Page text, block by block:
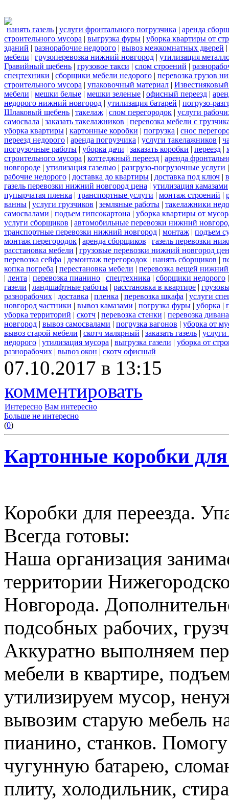
нанять газель | услуги фронтального погрузчика | аренда
строительного мусора | выгрузка фуры | уборка квартиры от
зданий | разнорабочие недорого | вывоз межкомнатных дверей |
мебели | грузоперевозка нижний новгород | утилизация
Гравийный щебень | грузовое такси | слом строений |
спецтехники | сборщики мебели недорого | перевозка грузов
строительного мусора | упаковочный материал |
мебели | мешки белые | мешки зеленые | офисный переезд |
недорого нижний новгород | утилизация батарей | погрузо-
Шлаковый щебень | такелаж | слом перегородок | услуги
самосвала | заказать такелажников | перевозка мебели с
уборка квартиры | картонные коробки | погрузка | снос
переезд недорого | аренда погрузчика | услуги такелажников |
погрузочные работы | уборка дачи | заказать коробки | переезд |
строительного мусора | коттеджный переезд | аренда
новгороде | утилизация газелью | разгрузо-погрузочные услуги
рабочие недорого | доставка до квартиры | доставка под ключ |
газель перевозки нижний новгород цена | утилизация камазами
пупырчатая пленка | транспортные услуги | монтаж строений |
ванны | услуги грузчиков | земляные работы | такелажники
самосвалами | подъем гипсокартона | уборка квартиры от
услуги сборщиков | автомобильные перевозки нижний
транспортные перевозки нижний новгород | монтаж | подъем
монтаж перегородок | аренда сборщиков | газель перевозки
расстановка мебели | грузовые перевозки нижний новгород
перевозка сейфа | демонтаж перегородок | нанять сборщиков |
копка погреба | перестановка мебели | перевозка вещей
| лента | перевозка пианино | спецтехника | сборщики недорого
газели | ландшафтные работы | расстановка в квартире |
разнорабочих | доставка | пленка | перевозка шкафа | услуги
новгород частники | вывоз камазами | погрузка фуры | уборка |
уборка территорий | скотч | перевозка стенки | перевозка дивана
новгород | вывоз самосвалами | погрузка вагонов | уборка от
вывоз старой мебели | скотч малярный | заказать газель | услуги
недорого | утилизация мусора | выгрузка газели | уборка от
разнорабочих | вывоз окон | скотч офисный
07.10.2017 в 13:15
комментировать
Интересно Вам интересно
Больше не интересно
(0)
Картонные коробки для
Коробки для переезда.
Всегда готовы:
Наша организация
территории
Новгорода.
подсобных рабочих,
Аккуратно выполняем
мебели в квартире,
утилизируем мусор,
вывозим старую мебель
пианино, станков.
чугунную батарею,
плиту, холодильник,